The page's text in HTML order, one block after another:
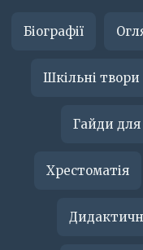
Біографії
Шкільні твори
Гайди для
Хрестоматія